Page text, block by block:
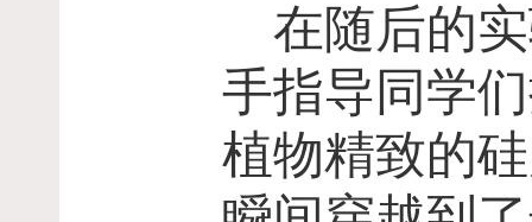
在随后的
手指导同学
植物精致的